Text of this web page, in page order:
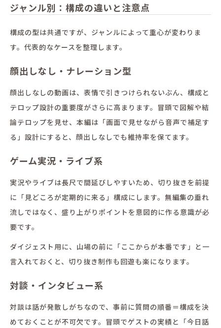
ジャンル別：構成の違いと注意点
構成の型は共通ですが、ジャンルによって重心が変わりま
す。代表的なケースを整理します。
顔出しなし・ナレーション型
顔出しなしの動画は、表情で引きつけられないぶん、構成と
テロップ設計の重要度がさらに高まります。冒頭で図解や結
論テロップを見せ、本編は「画面で見せながら音声で補足す
る」設計にすると、顔出しなしでも維持率を保てます。
ゲーム実況・ライブ系
実況やライブは長尺で間延びしやすいため、切り抜きを前提
に「見どころが定期的に来る」構成にします。無編集の垂れ
流しではなく、盛り上がりポイントを意図的に作る意識が必
要です。
ダイジェスト用に、山場の前に「ここからが本番です」と一
言入れておくと、切り抜き制作も回遊も楽になります。
対談・インタビュー系
対談は話が発散しがちなので、事前に質問の順番＝構成を決
めておくことが不可欠です。冒頭でゲストの実績と「今日話